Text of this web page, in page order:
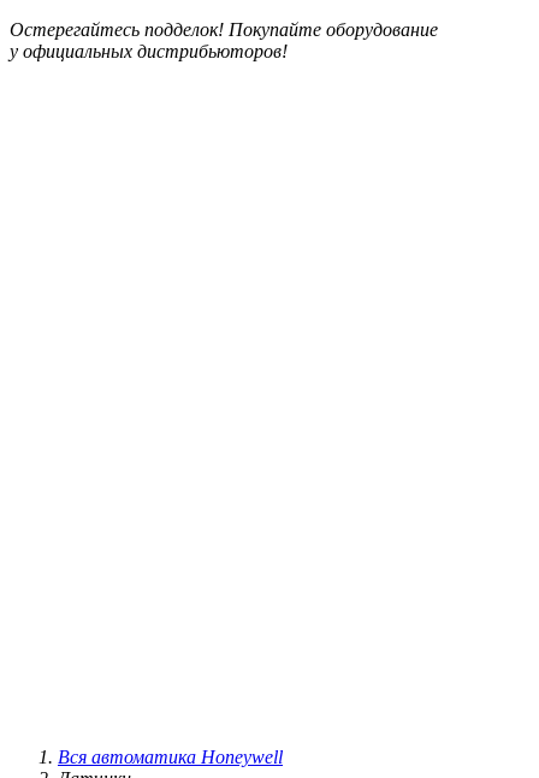
Остерегайтесь подделок! Покупайте оборудование
у официальных дистрибьюторов!
Вся автоматика Honeywell